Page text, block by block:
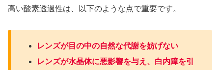
高い酸素透過性は、以下のような点で重要です。
レンズが目の中の自然な代謝を妨げない
レンズが水晶体に悪影響を与え、白内障を引